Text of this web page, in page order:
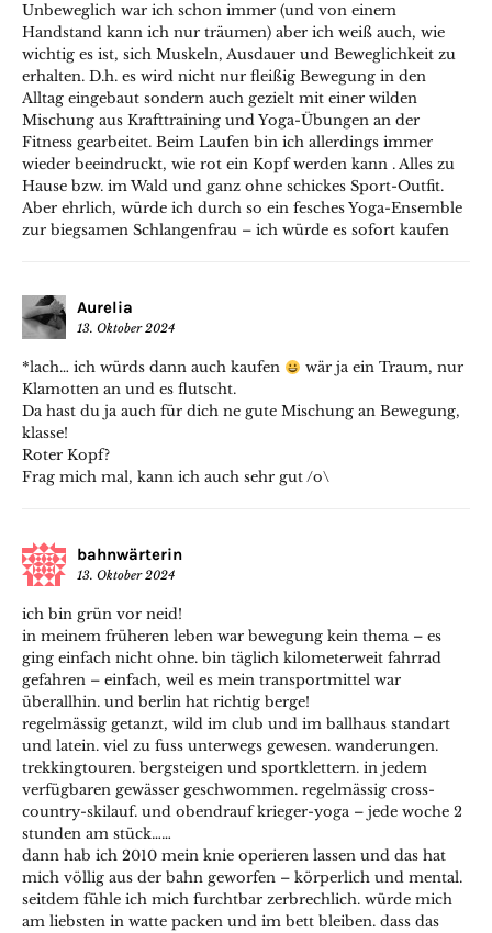
Unbeweglich war ich schon immer (und von einem
Handstand kann ich nur träumen) aber ich weiß auch, wie
wichtig es ist, sich Muskeln, Ausdauer und Beweglichkeit zu
erhalten. D.h. es wird nicht nur fleißig Bewegung in den
Alltag eingebaut sondern auch gezielt mit einer wilden
Mischung aus Krafttraining und Yoga-Übungen an der
Fitness gearbeitet. Beim Laufen bin ich allerdings immer
wieder beeindruckt, wie rot ein Kopf werden kann . Alles zu
Hause bzw. im Wald und ganz ohne schickes Sport-Outfit.
Aber ehrlich, würde ich durch so ein fesches Yoga-Ensemble
zur biegsamen Schlangenfrau – ich würde es sofort kaufen
Aurelia
13. Oktober 2024
*lach… ich würds dann auch kaufen
wär ja ein Traum, nur
Klamotten an und es flutscht.
Da hast du ja auch für dich ne gute Mischung an Bewegung,
klasse!
Roter Kopf?
Frag mich mal, kann ich auch sehr gut /o\
bahnwärterin
13. Oktober 2024
ich bin grün vor neid!
in meinem früheren leben war bewegung kein thema – es
ging einfach nicht ohne. bin täglich kilometerweit fahrrad
gefahren – einfach, weil es mein transportmittel war
überallhin. und berlin hat richtig berge!
regelmässig getanzt, wild im club und im ballhaus standart
und latein. viel zu fuss unterwegs gewesen. wanderungen.
trekkingtouren. bergsteigen und sportklettern. in jedem
verfügbaren gewässer geschwommen. regelmässig cross-
country-skilauf. und obendrauf krieger-yoga – jede woche 2
stunden am stück……
dann hab ich 2010 mein knie operieren lassen und das hat
mich völlig aus der bahn geworfen – körperlich und mental.
seitdem fühle ich mich furchtbar zerbrechlich. würde mich
am liebsten in watte packen und im bett bleiben. dass das